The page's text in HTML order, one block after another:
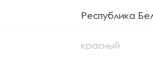
Республика
красный